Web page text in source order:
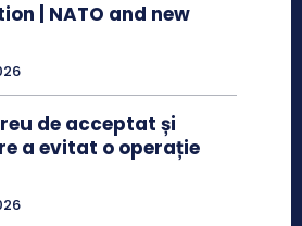
| NATO and new
de acceptat și
a evitat o operație